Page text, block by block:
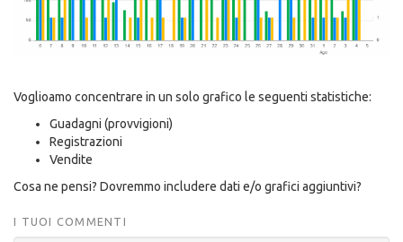
Voglioamo concentrare in un solo grafico le seguenti statistiche:
Guadagni (provvigioni)
Registrazioni
Vendite
Cosa ne pensi? Dovremmo includere dati e/o grafici aggiuntivi?
I TUOI COMMENTI